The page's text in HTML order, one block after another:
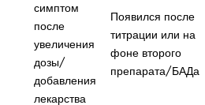
симптом
после
увеличения
дозы/
добавления
лекарства
Появился после
титрации или на
фоне второго
препарата/БАДа